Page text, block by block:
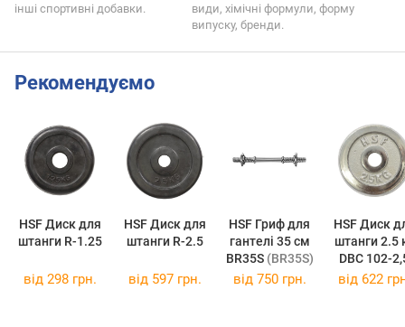
інші спортивні добавки.
види, хімічні формули, форму
випуску, бренди.
Рекомендуємо
HSF Диск для
штанги R-1.25
HSF Диск для
штанги R-2.5
HSF Гриф для
гантелі 35 см
BR35S (BR35S)
HSF Диск
штанги 2.5 кг
(DBC 102-
від 298 грн. від 597 грн. від 750 грн. від 622